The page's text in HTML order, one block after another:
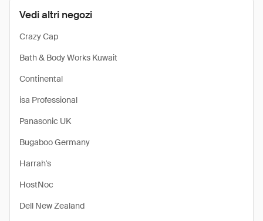
Vedi altri negozi
Crazy Cap
Bath & Body Works Kuwait
Continental
isa Professional
Panasonic UK
Bugaboo Germany
Harrah's
HostNoc
Dell New Zealand